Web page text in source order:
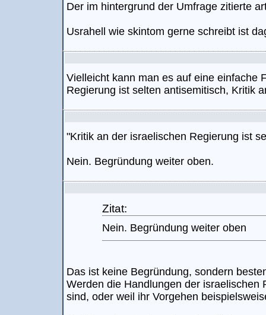
Der im hintergrund der Umfrage zitierte
Usrahell wie skintom gerne schreibt ist
Vielleicht kann man es auf eine einfache
Regierung ist selten antisemitisch, Kritik
"Kritik an der israelischen Regierung ist
Nein. Begründung weiter oben.
Zitat:
Nein. Begründung weiter oben
Das ist keine Begründung, sondern
Werden die Handlungen der
sind, oder weil ihr Vorgehen